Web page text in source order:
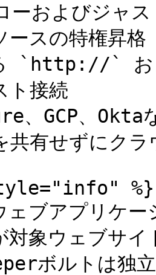
ーおよびジャ
ースの特権昇格
`http://` お
ト接続
、GCP、Okta
有せずにクラ
%}
ェブアプリケ
対象ウェブサ
ボルトは独